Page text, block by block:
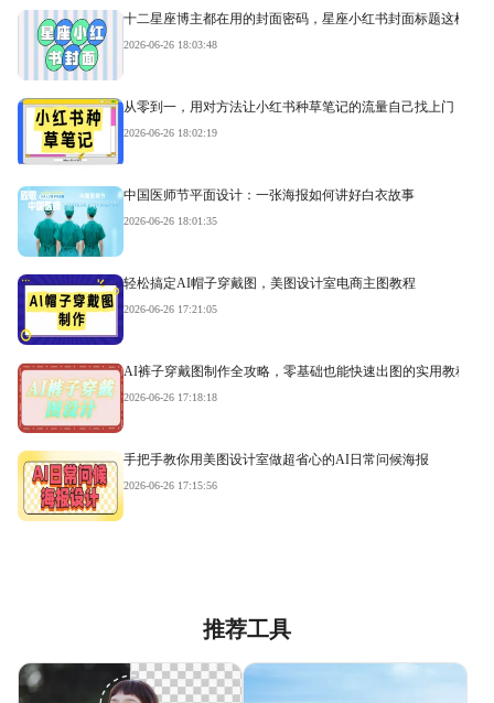
十二星座博主都在用的封面密码，星座小红书封面标题这样写
2026-06-26 18:03:48
从零到一，用对方法让小红书种草笔记的流量自己找上门
2026-06-26 18:02:19
中国医师节平面设计：一张海报如何讲好白衣故事
2026-06-26 18:01:35
轻松搞定AI帽子穿戴图，美图设计室电商主图教程
2026-06-26 17:21:05
AI裤子穿戴图制作全攻略，零基础也能快速出图的实用教程
2026-06-26 17:18:18
手把手教你用美图设计室做超省心的AI日常问候海报
2026-06-26 17:15:56
推荐工具